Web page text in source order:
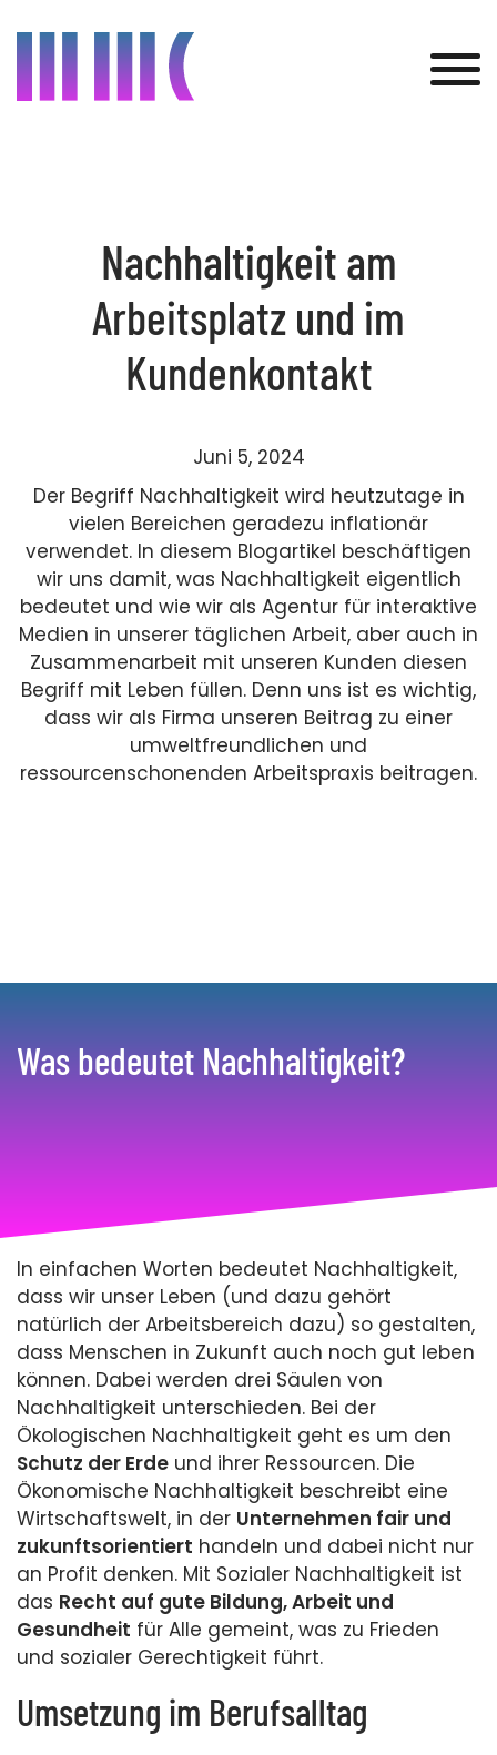
Nachhaltigkeit am
Arbeitsplatz und im
Kundenkontakt
Juni 5, 2024
Der Begriff Nachhaltigkeit wird heutzutage in
vielen Bereichen geradezu inflationär
verwendet. In diesem Blogartikel beschäftigen
wir uns damit, was Nachhaltigkeit eigentlich
bedeutet und wie wir als Agentur für interaktive
Medien in unserer täglichen Arbeit, aber auch in
Zusammenarbeit mit unseren Kunden diesen
Begriff mit Leben füllen. Denn uns ist es wichtig,
dass wir als Firma unseren Beitrag zu einer
umweltfreundlichen und
ressourcenschonenden Arbeitspraxis beitragen.
Was bedeutet Nachhaltigkeit?
In einfachen Worten bedeutet Nachhaltigkeit,
dass wir unser Leben (und dazu gehört
natürlich der Arbeitsbereich dazu) so gestalten,
dass Menschen in Zukunft auch noch gut leben
können. Dabei werden drei Säulen von
Nachhaltigkeit unterschieden. Bei der
Ökologischen Nachhaltigkeit geht es um den
Schutz der Erde und ihrer Ressourcen. Die
Ökonomische Nachhaltigkeit beschreibt eine
Wirtschaftswelt, in der Unternehmen fair und
zukunftsorientiert handeln und dabei nicht nur
an Profit denken. Mit Sozialer Nachhaltigkeit ist
das Recht auf gute Bildung, Arbeit und
Gesundheit für Alle gemeint, was zu Frieden
und sozialer Gerechtigkeit führt.
Umsetzung im Berufsalltag